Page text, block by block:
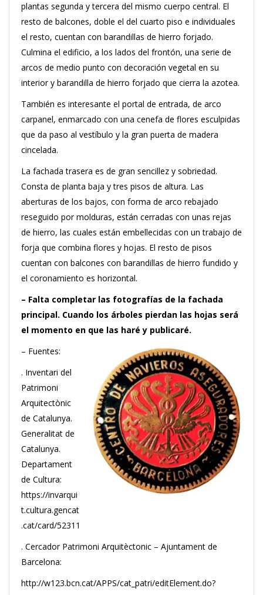
plantas segunda y tercera del mismo cuerpo central. El
resto de balcones, doble el del cuarto piso e individuales
el resto, cuentan con barandillas de hierro forjado.
Culmina el edificio, a los lados del frontón, una serie de
arcos de medio punto con decoración vegetal en su
interior y barandilla de hierro forjado que cierra la azotea.
También es interesante el portal de entrada, de arco
carpanel, enmarcado con una cenefa de flores esculpidas
que da paso al vestíbulo y la gran puerta de madera
cincelada.
La fachada trasera es de gran sencillez y sobriedad.
Consta de planta baja y tres pisos de altura. Las
aberturas de los bajos, con forma de arco rebajado
reseguido por molduras, están cerradas con unas rejas
de hierro, las cuales están embellecidas con un trabajo de
forja que combina flores y hojas. El resto de pisos
cuentan con balcones con barandillas de hierro fundido y
el coronamiento es horizontal.
– Falta completar las fotografías de la fachada
principal. Cuando los árboles pierdan las hojas será
el momento en que las haré y publicaré.
– Fuentes:
. Inventari del
Patrimoni
Arquitectònic
de Catalunya.
Generalitat de
Catalunya.
Departament
de Cultura:
https://invarqui
t.cultura.gencat
.cat/card/52311
. Cercador Patrimoni Arquitèctonic – Ajuntament de
Barcelona:
http://w123.bcn.cat/APPS/cat_patri/editElement.do?